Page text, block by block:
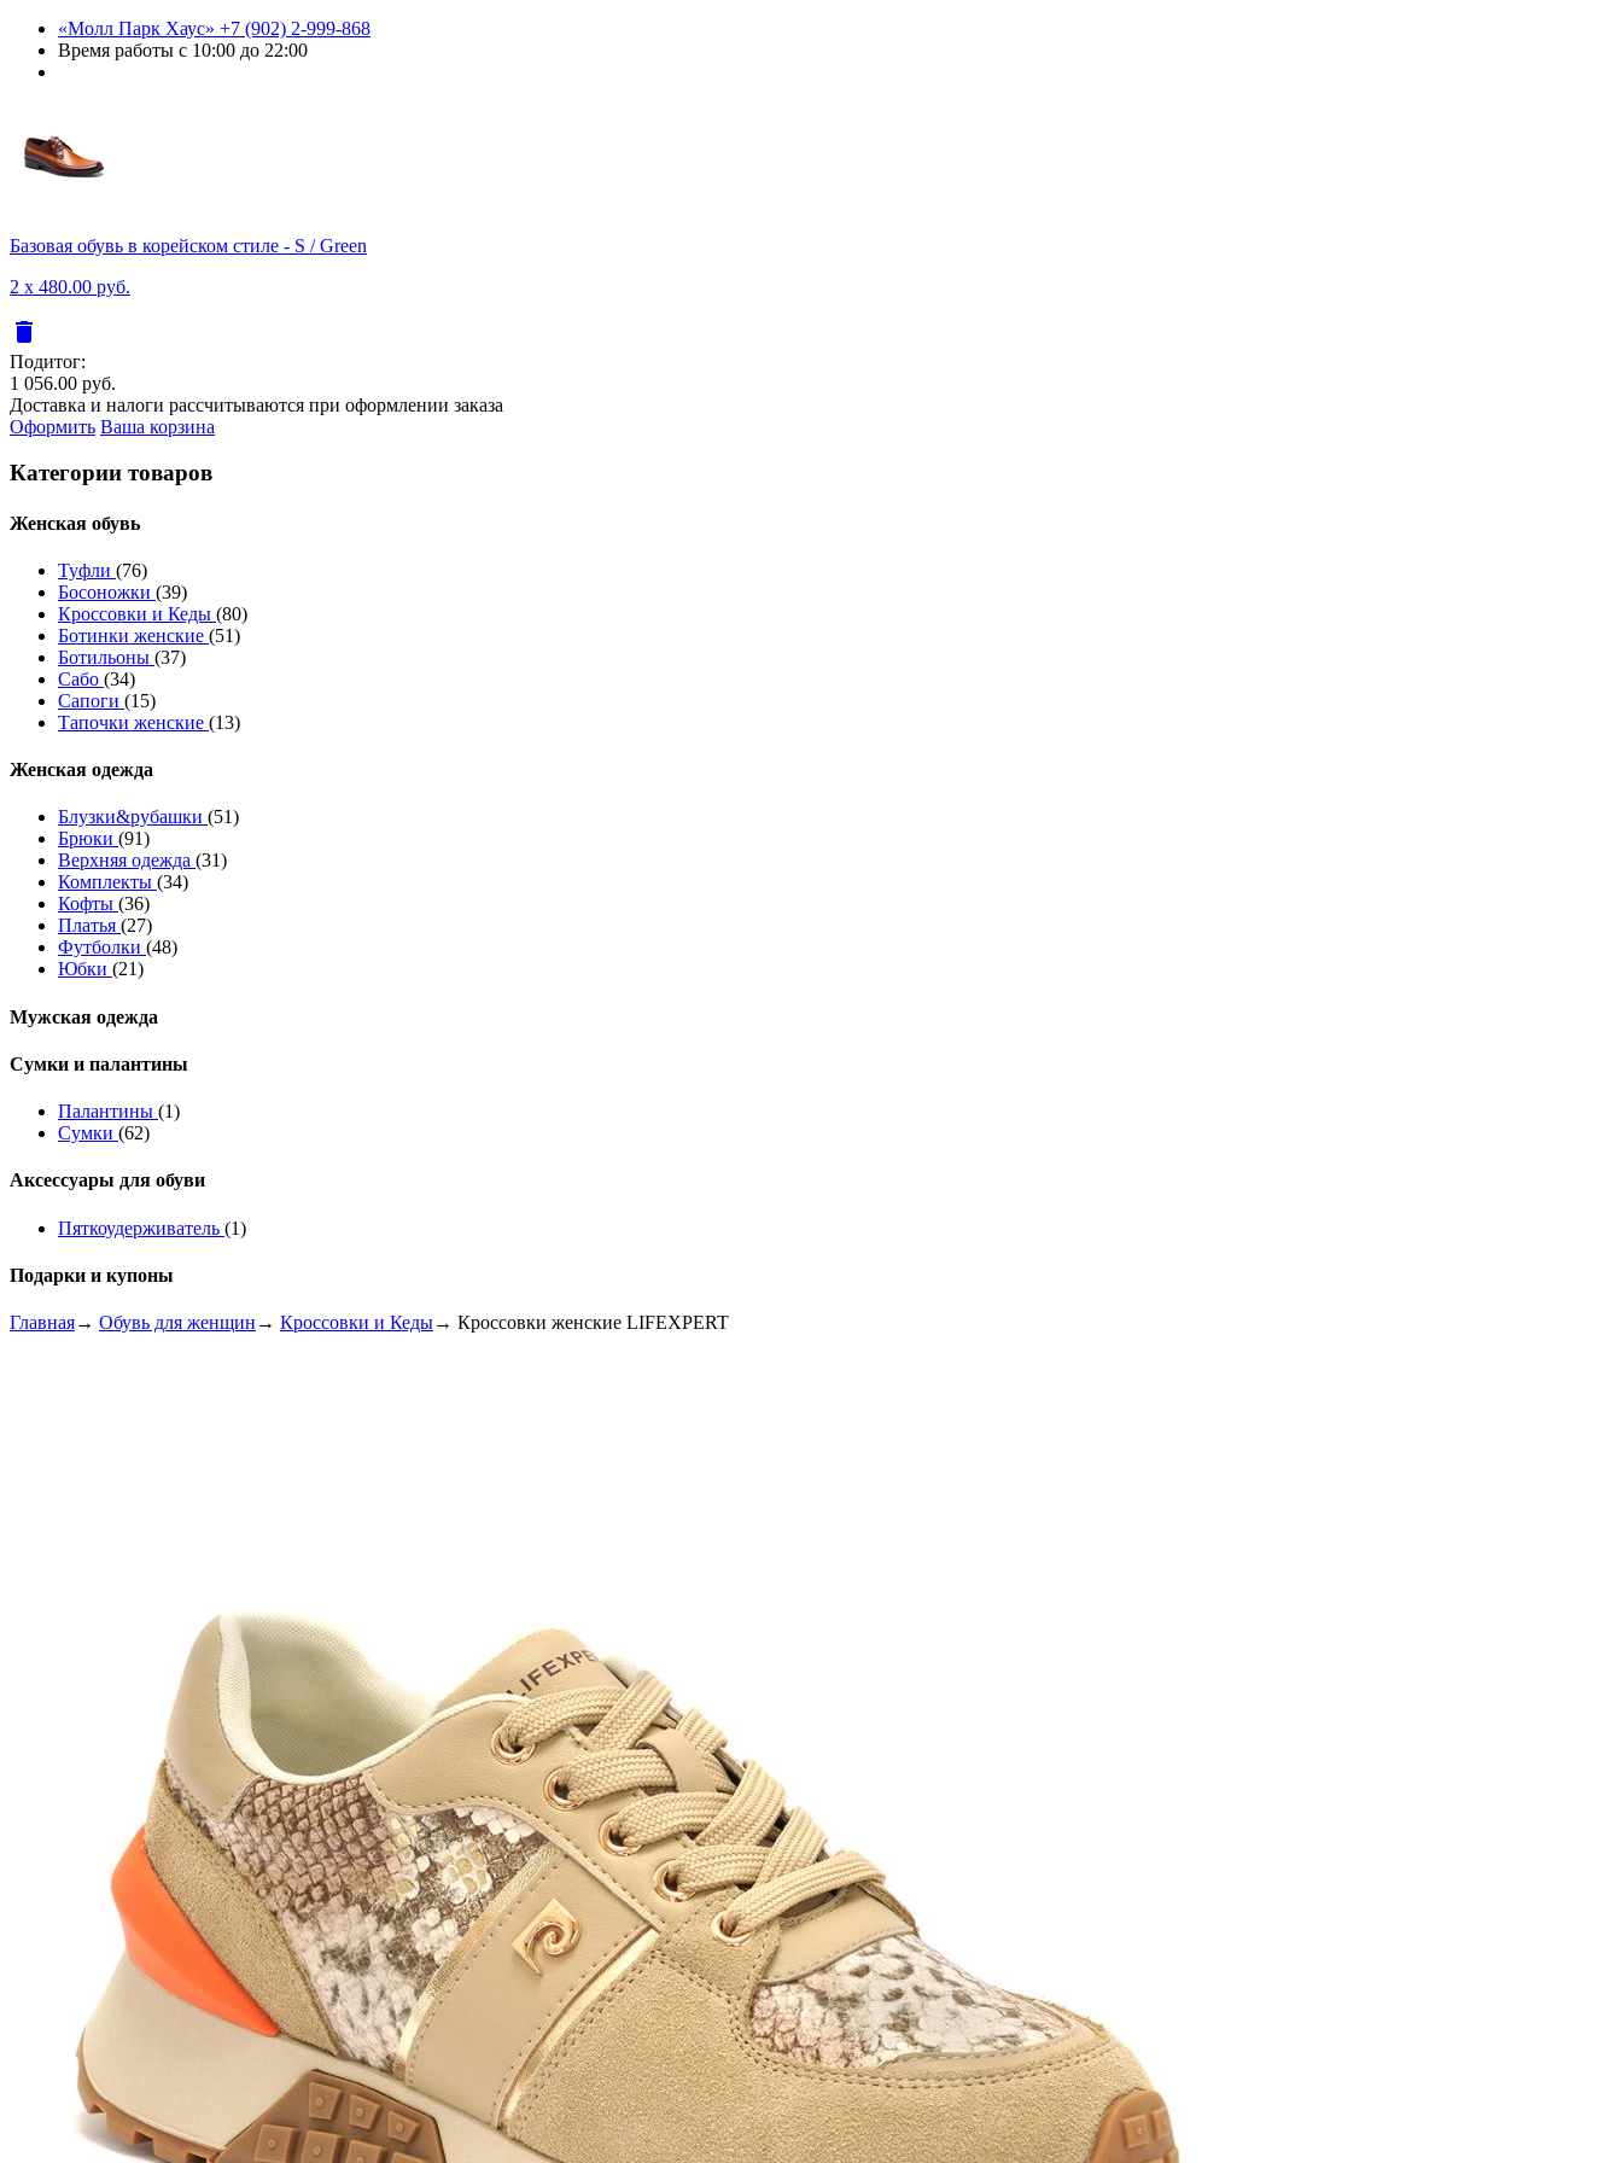
«Молл Парк Хаус» +7 (902) 2-999-868
Время работы с 10:00 до 22:00
Базовая обувь в корейском стиле - S / Green
2 x 480.00 руб.
delete
Подитог:
1 056.00 руб.
Доставка и налоги рассчитываются при оформлении заказа
Оформить Ваша корзина
Категории товаров
Женcкая обувь
Туфли (76)
Босоножки (39)
Кроссовки и Кеды (80)
Ботинки женские (51)
Ботильоны (37)
Сабо (34)
Сапоги (15)
Тапочки женские (13)
Женская одежда
Блузки&рубашки (51)
Брюки (91)
Верхняя одежда (31)
Комплекты (34)
Кофты (36)
Платья (27)
Футболки (48)
Юбки (21)
Мужская одежда
Сумки и палантины
Палантины (1)
Сумки (62)
Аксессуары для обуви
Пяткоудерживатель (1)
Подарки и купоны
Главная→ Обувь для женщин → Кроссовки и Кеды→ Кроссовки женские LIFEXPERT